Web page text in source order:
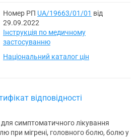
Номер РП UA/19663/01/01 від
29.09.2022
Інструкція по медичному
застосуванню
Національний каталог цін
відповідності
симптоматичного лікування
при мігрені, головного болю, болю у